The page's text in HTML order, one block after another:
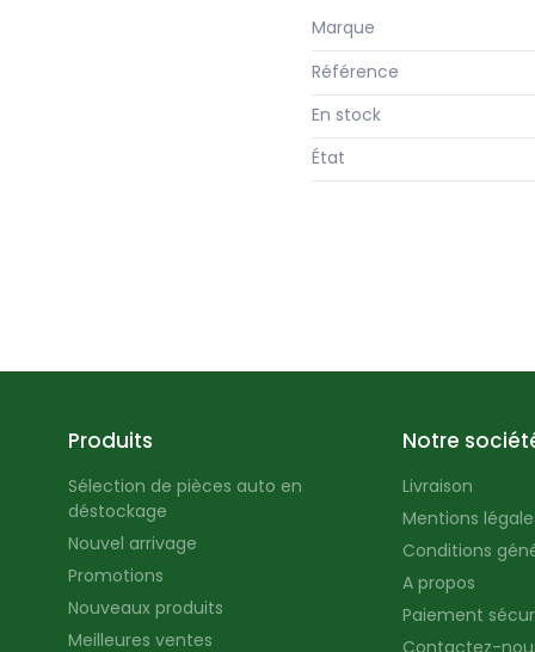
Marque
Référence
En stock
État
Produits
Sélection de pièces auto en
déstockage
Nouvel arrivage
Promotions
Nouveaux produits
Meilleures ventes
Notre
Livraison
Mentions
Conditions
A propos
Paiement
Contactez-